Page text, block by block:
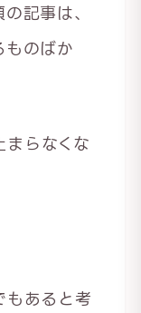
記事は、
ものばか
らなくな
もあると考